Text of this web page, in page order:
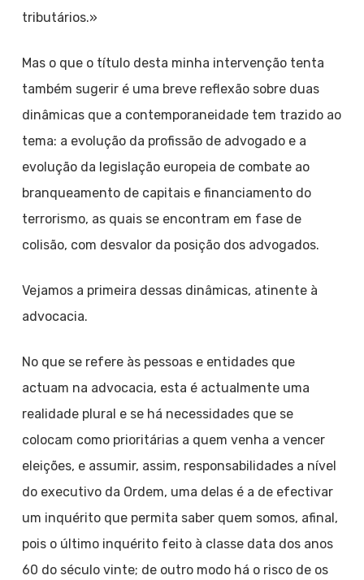
tributários.»
Mas o que o título desta minha intervenção tenta
também sugerir é uma breve reflexão sobre duas
dinâmicas que a contemporaneidade tem trazido ao
tema: a evolução da profissão de advogado e a
evolução da legislação europeia de combate ao
branqueamento de capitais e financiamento do
terrorismo, as quais se encontram em fase de
colisão, com desvalor da posição dos advogados.
Vejamos a primeira dessas dinâmicas, atinente à
advocacia.
No que se refere às pessoas e entidades que
actuam na advocacia, esta é actualmente uma
realidade plural e se há necessidades que se
colocam como prioritárias a quem venha a vencer
eleições, e assumir, assim, responsabilidades a nível
do executivo da Ordem, uma delas é a de efectivar
um inquérito que permita saber quem somos, afinal,
pois o último inquérito feito à classe data dos anos
60 do século vinte; de outro modo há o risco de os